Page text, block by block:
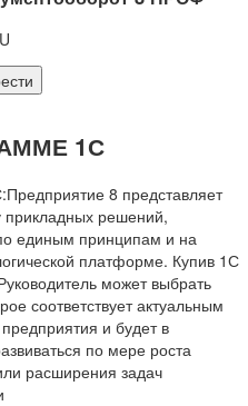
1С
8 представляет
прикладных решений,
единым принципам и на
платформе. Купив 1С
может выбрать
соответствует актуальным
и будет в
по мере роста
расширения задач